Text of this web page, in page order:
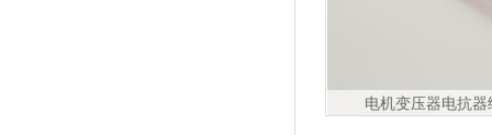
电机变压器电抗